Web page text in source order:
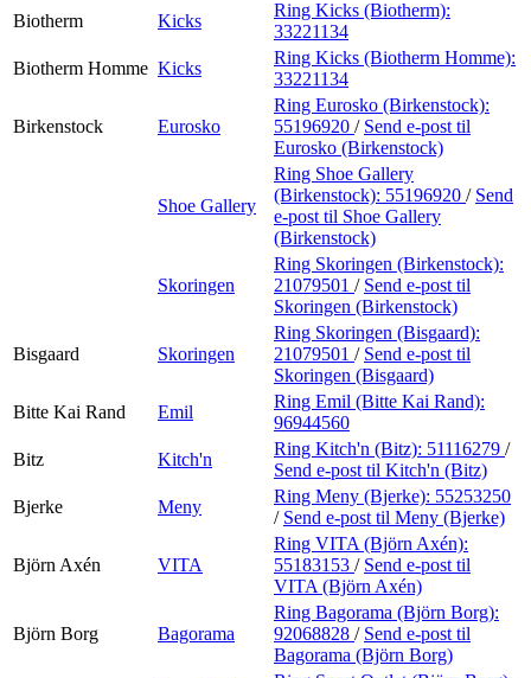
Biotherm
Kicks
Ring Kicks (Biotherm):
33221134
Biotherm Homme Kicks
Ring Kicks (Biotherm Homme):
33221134
Birkenstock Eurosko
Ring Eurosko (Birkenstock):
55196920 / Send e-post til
Eurosko (Birkenstock)
Shoe Gallery
Ring Shoe Gallery
(Birkenstock): 55196920 / Send
e-post til Shoe Gallery
(Birkenstock)
Skoringen
Ring Skoringen (Birkenstock):
21079501 / Send e-post til
Skoringen (Birkenstock)
Bisgaard Skoringen
Ring Skoringen (Bisgaard):
21079501 / Send e-post til
Skoringen (Bisgaard)
Bitte Kai Rand
Emil
Ring Emil (Bitte Kai Rand):
96944560
Bitz
Kitch'n
Ring Kitch'n (Bitz): 51116279 /
Send e-post til Kitch'n (Bitz)
Bjerke
Meny
Ring Meny (Bjerke): 55253250
/ Send e-post til Meny (Bjerke)
Björn Axén VITA
Ring VITA (Björn Axén):
55183153 / Send e-post til
VITA (Björn Axén)
Björn Borg Bagorama
Ring Bagorama (Björn Borg):
92068828 / Send e-post til
Bagorama (Björn Borg)